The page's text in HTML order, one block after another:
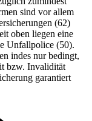
sind vor allem
(62)
oben liegen eine
Unfallpolice (50).
indes nur bedingt,
bzw. Invalidität
garantiert